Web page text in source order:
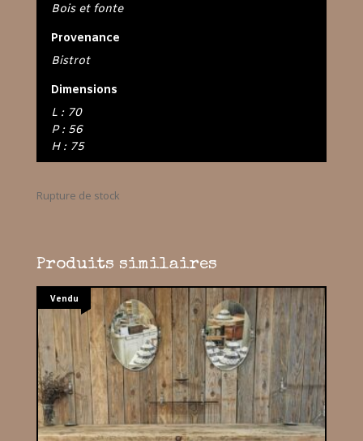
Bois et fonte
Provenance
Bistrot
Dimensions
L : 70
P : 56
H : 75
Rupture de stock
Produits similaires
Vendu